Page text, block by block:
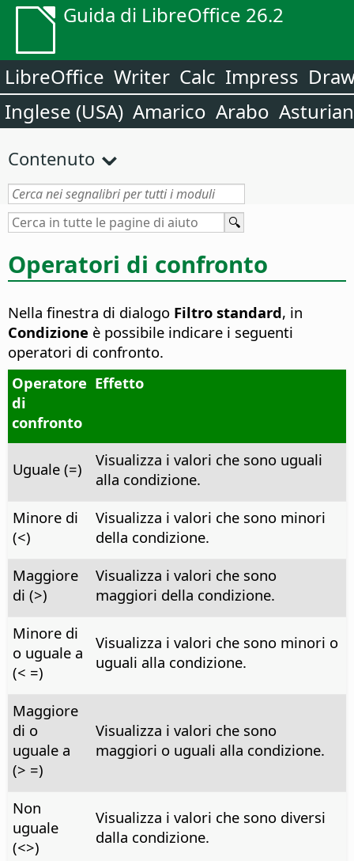
Guida di LibreOffice 26.2
LibreOffice Writer Calc Impress
Inglese (USA) Amarico Arabo
Contenuto
Operatori di confronto
Nella finestra di dialogo Filtro standard, in
Condizione è possibile indicare i seguenti
operatori di confronto.
Operatore
di
confronto
Effetto
Uguale (=)
Visualizza i valori che sono uguali
alla condizione.
Minore di
(<)
Visualizza i valori che sono minori
della condizione.
Maggiore
di (>)
Visualizza i valori che sono
maggiori della condizione.
Minore di
o uguale a
(< =)
Visualizza i valori che sono minori o
uguali alla condizione.
Maggiore
di o
uguale a
(> =)
Visualizza i valori che sono
maggiori o uguali alla condizione.
Non
uguale
(<>)
Visualizza i valori che sono diversi
dalla condizione.